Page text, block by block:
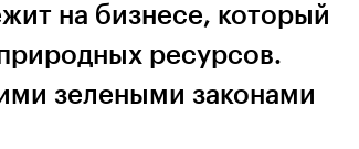
на бизнесе, который
ресурсов.
зелеными законами